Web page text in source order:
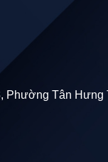
Phường Tân Hưng